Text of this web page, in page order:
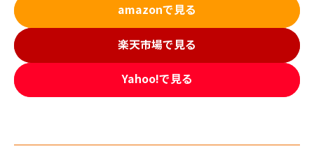
amazonで見る
楽天市場で見る
Yahoo!で見る